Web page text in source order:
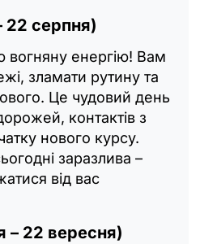
22 серпня)
вогняну енергію! Вам
зламати рутину та
Це чудовий день
контактів з
нового курсу.
заразлива –
від вас
– 22 вересня)